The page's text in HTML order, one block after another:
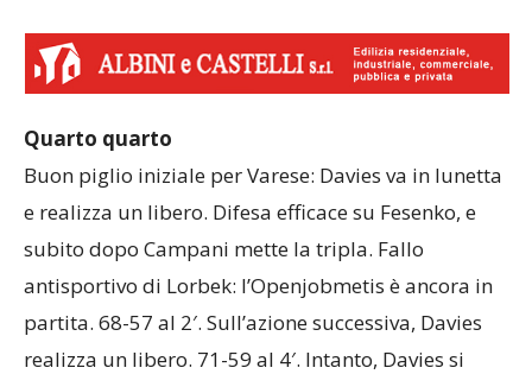
Quarto quarto
Buon piglio iniziale per Varese: Davies va in lunetta
e realizza un libero. Difesa efficace su Fesenko, e
subito dopo Campani mette la tripla. Fallo
antisportivo di Lorbek: l’Openjobmetis è ancora in
partita. 68-57 al 2′. Sull’azione successiva, Davies
realizza un libero. 71-59 al 4′. Intanto, Davies si